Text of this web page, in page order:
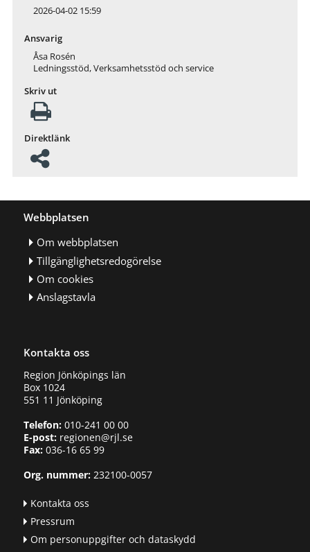
2026-04-02 15:59
Ansvarig
Åsa Rosén
Ledningsstöd, Verksamhetsstöd och service
Skriv ut
Direktlänk
Webbplatsen
Om webbplatsen
Tillgänglighetsredogörelse
Om cookies
Anslagstavla
Kontakta oss
Region Jönköpings län
Box 1024
551 11 Jönköping
Telefon:010-241 00 00
E-post:regionen@rjl.se
Fax: 036-16 65 99
Org. nummer:232100-0057
Kontakta oss
Pressrum
Om personuppgifter och dataskydd